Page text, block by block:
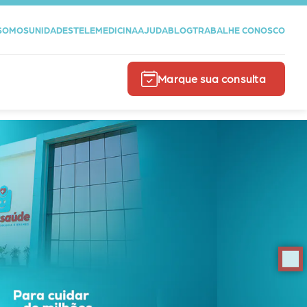
UNIDADESTELEMEDICINAAJUDABLOGTRABALHE CONOSCO
Marque sua consulta